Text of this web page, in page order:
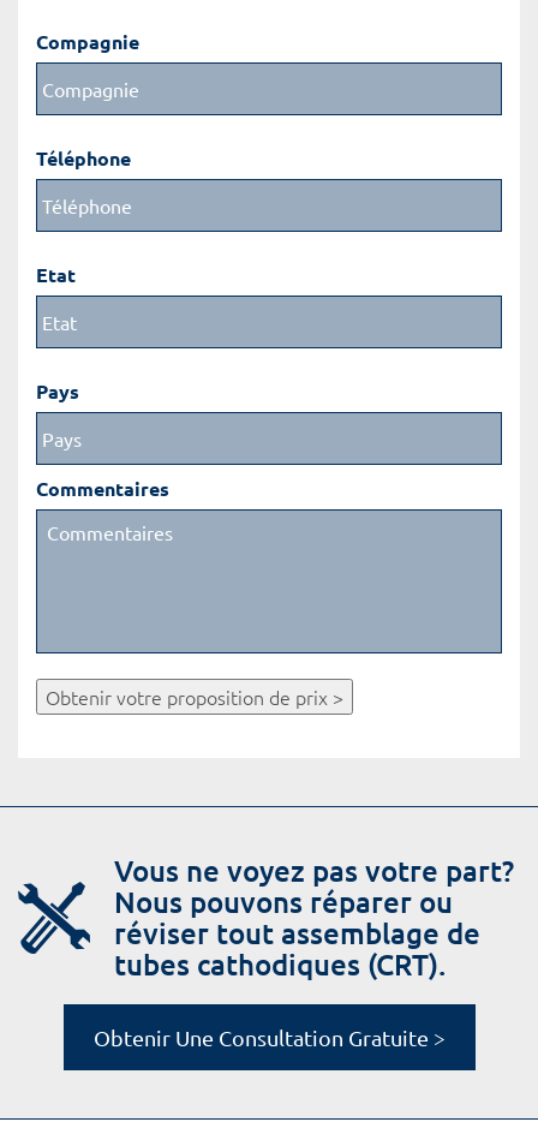
Compagnie
Téléphone
Etat
Pays
Commentaires
Obtenir votre proposition de prix >
Vous ne voyez pas votre part?
Nous pouvons réparer ou
réviser tout assemblage de
tubes cathodiques (CRT).
Obtenir Une Consultation Gratuite >